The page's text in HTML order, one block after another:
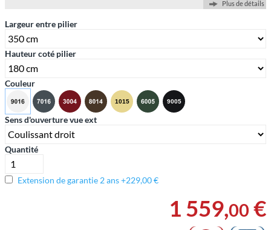
Plus de détails
Largeur entre pilier
Hauteur coté pilier
Couleur
Sens d'ouverture vue ext
Quantité
Extension de garantie 2 ans +229,00 €
1 559,00 €